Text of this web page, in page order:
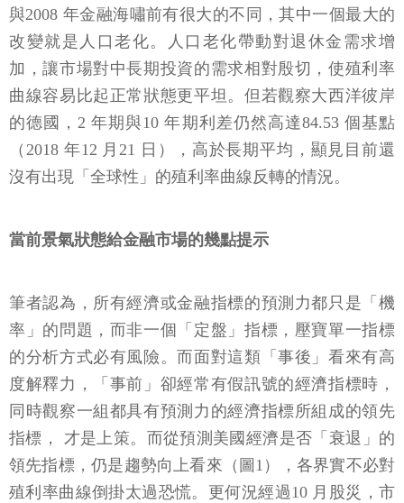
與2008 年金融海嘯前有很大的不同，其中一個最大的
改變就是人口老化。人口老化帶動對退休金需求增
加，讓市場對中長期投資的需求相對殷切，使殖利率
曲線容易比起正常狀態更平坦。但若觀察大西洋彼岸
的德國，2 年期與10 年期利差仍然高達84.53 個基點
（2018 年12 月21 日），高於長期平均，顯見目前還
沒有出現「全球性」的殖利率曲線反轉的情況。
當前景氣狀態給金融市場的幾點提示
筆者認為，所有經濟或金融指標的預測力都只是「機
率」的問題，而非一個「定盤」指標，壓寶單一指標
的分析方式必有風險。而面對這類「事後」看來有高
度解釋力，「事前」卻經常有假訊號的經濟指標時，
同時觀察一組都具有預測力的經濟指標所組成的領先
指標， 才是上策。而從預測美國經濟是否「衰退」的
領先指標，仍是趨勢向上看來（圖1），各界實不必對
殖利率曲線倒掛太過恐慌。更何況經過10 月股災，市